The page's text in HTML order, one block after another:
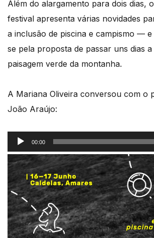
Além do alargamento para dois dias, o
festival apresenta várias novidades
a inclusão de piscina e campismo —
se pela proposta de passar uns dias
paisagem verde da montanha.
A Mariana Oliveira conversou com o
João Araújo:
Reprodutor
de
áudio
00:00